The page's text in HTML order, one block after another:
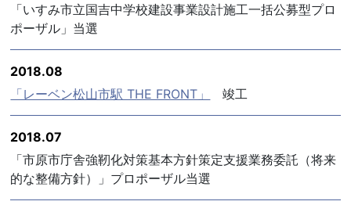
「いすみ市立国吉中学校建設事業設計施工一括公募型プロ
ポーザル」当選
2018.08
「レーベン松山市駅 THE FRONT」
竣工
2018.07
「市原市庁舎強靭化対策基本方針策定支援業務委託（将来
的な整備方針）」プロポーザル当選